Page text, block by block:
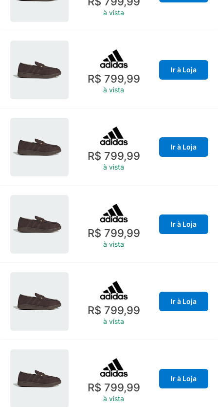
à vista
R$ 799,99
à vista
Ir à Loja
R$ 799,99
à vista
Ir à Loja
R$ 799,99
à vista
Ir à Loja
R$ 799,99
à vista
Ir à Loja
R$ 799,99
à vista
Ir à Loja